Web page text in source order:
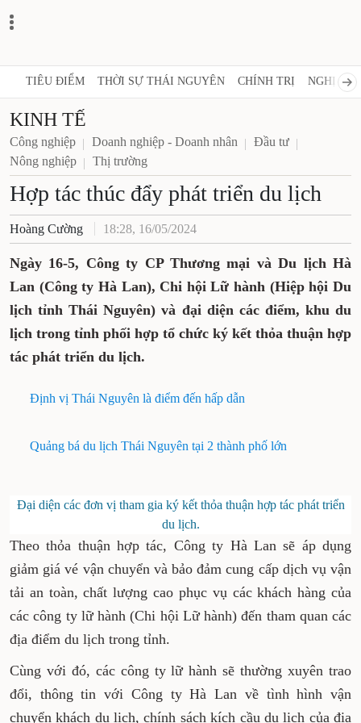
TIÊU ĐIỂM THỜI SỰ THÁI NGUYÊN CHÍNH TRỊ NGHỊ
KINH TẾ
Công nghiệp Doanh nghiệp - Doanh nhân
Đầu tư
Nông nghiệp
Thị trường
Hợp tác thúc đẩy phát triển du lịch
Hoàng Cường 18:28, 16/05/2024
Ngày 16-5, Công ty CP Thương mại và Du lịch Hà
Lan (Công ty Hà Lan), Chi hội Lữ hành (Hiệp hội Du
lịch tỉnh Thái Nguyên) và đại diện các điểm, khu du
lịch trong tỉnh phối hợp tổ chức ký kết thỏa thuận hợp
tác phát triển du lịch.
Định vị Thái Nguyên là điểm đến hấp dẫn
Quảng bá du lịch Thái Nguyên tại 2 thành phố lớn
Đại diện các đơn vị tham gia ký kết thỏa thuận hợp tác phát triển
du lịch.
Theo thỏa thuận hợp tác, Công ty Hà Lan sẽ áp dụng
giảm giá vé vận chuyển và bảo đảm cung cấp dịch vụ vận
tải an toàn, chất lượng cao phục vụ các khách hàng của
các công ty lữ hành (Chi hội Lữ hành) đến tham quan các
địa điểm du lịch trong tỉnh.
Cùng với đó, các công ty lữ hành sẽ thường xuyên trao
đổi, thông tin với Công ty Hà Lan về tình hình vận
chuyển khách du lịch, chính sách kích cầu du lịch của địa